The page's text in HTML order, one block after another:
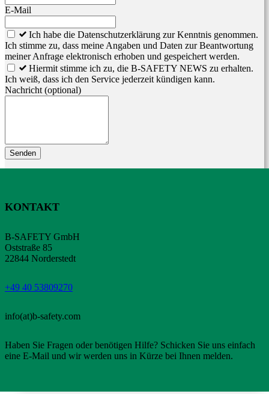
E-Mail
Ich habe die Datenschutzerklärung zur Kenntnis genommen.
Ich stimme zu, dass meine Angaben und Daten zur Beantwortung
meiner Anfrage elektronisch erhoben und gespeichert werden.
Hiermit stimme ich zu, die B-SAFETY NEWS zu erhalten.
Ich weiß, dass ich den Service jederzeit kündigen kann.
Nachricht (optional)
Senden
KONTAKT
B-SAFETY GmbH
Oststraße 85
22844 Norderstedt
+49 40 53809270
info(at)b-safety.com
Haben Sie Fragen oder benötigen Hilfe? Schicken Sie uns einfach
eine E-Mail und wir werden uns in Kürze bei Ihnen melden.